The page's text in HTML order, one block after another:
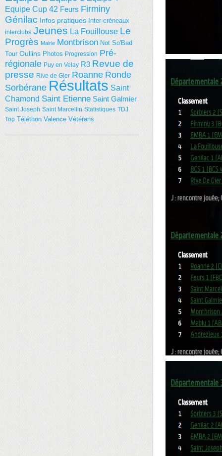
Equipe Cup 42 Feurs Firminy
Génilac Infos pratiques Inter-créneaux
interclubs Jeunes La Fouillouse Le
Progrès Mairie Montbrison Not So'Bad
Tour Oullins Photos Progression Pré-
régionale Puy en Velay R3 Revue de
presse Rive de Gier Roanne Ronde
Sorbérane Résultats Saint
Chamond Saint Etienne Saint Galmier
Saint Joseph Saint Marcellin Statistiques TDJ
Top Téléthon Valence Vétérans